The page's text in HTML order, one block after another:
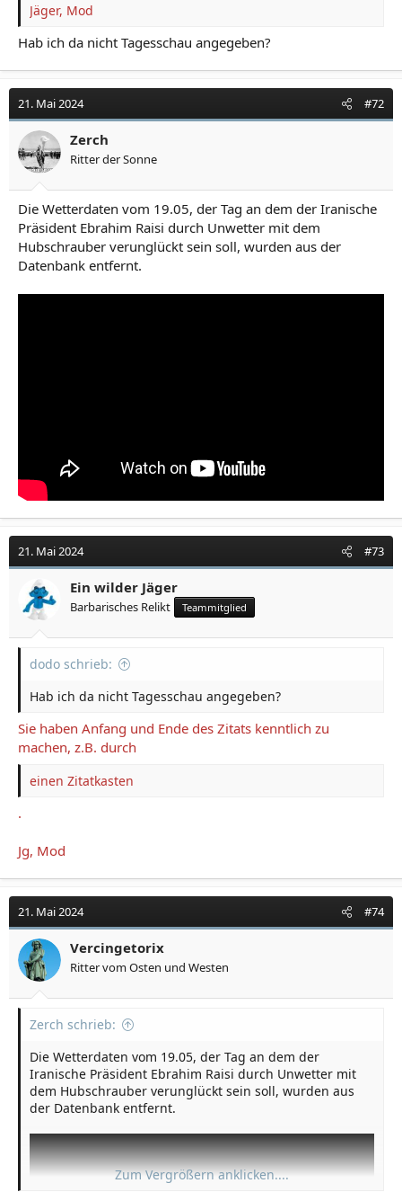
Jäger, Mod
Hab ich da nicht Tagesschau angegeben?
21. Mai 2024 #72
Zerch
Ritter der Sonne
Die Wetterdaten vom 19.05, der Tag an dem der Iranische
Präsident Ebrahim Raisi durch Unwetter mit dem
Hubschrauber verunglückt sein soll, wurden aus der
Datenbank entfernt.
21. Mai 2024 #73
Ein wilder Jäger
Barbarisches Relikt Teammitglied
dodo schrieb:
Hab ich da nicht Tagesschau angegeben?
Sie haben Anfang und Ende des Zitats kenntlich zu
machen, z.B. durch
einen Zitatkasten
.
Jg, Mod
21. Mai 2024 #74
Vercingetorix
Ritter vom Osten und Westen
Zerch schrieb:
Die Wetterdaten vom 19.05, der Tag an dem der
Iranische Präsident Ebrahim Raisi durch Unwetter mit
dem Hubschrauber verunglückt sein soll, wurden aus
der Datenbank entfernt.
Zum Vergrößern anklicken....